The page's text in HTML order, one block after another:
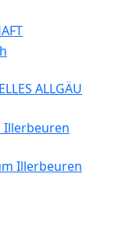
ALLGÄU
Illerbeuren